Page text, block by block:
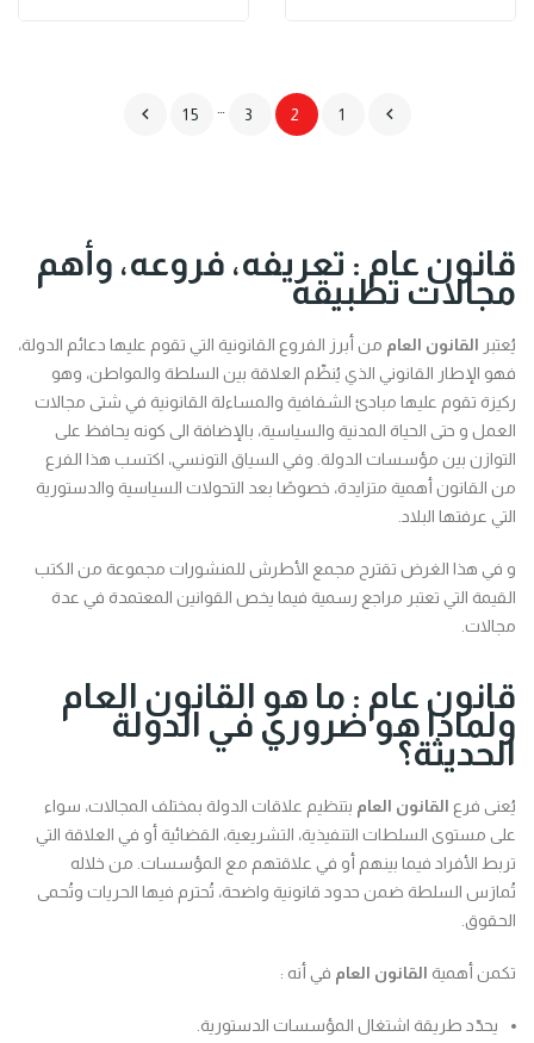

1
2
3
15

قانون عام : تعريفه، فروعه، وأهم
مجالات تطبيقه
يُعتبر القانون العام من أبرز الفروع القانونية التي تقوم عليها دعائم الدولة،
فهو الإطار القانوني الذي يُنظّم العلاقة بين السلطة والمواطن، وهو
ركيزة تقوم عليها مبادئ الشفافية والمساءلة القانونية في شتى مجالات
العمل و حتى الحياة المدنية والسياسية، بالإضافة الى كونه يحافظ على
التوازن بين مؤسسات الدولة. وفي السياق التونسي، اكتسب هذا الفرع
من القانون أهمية متزايدة، خصوصًا بعد التحولات السياسية والدستورية
التي عرفتها البلاد.
و في هذا الغرض تقترح مجمع الأطرش للمنشورات مجموعة من الكتب
القيمة التي تعتبر مراجع رسمية فيما يخص القوانين المعتمدة في عدة
مجالات.
قانون عام : ما هو القانون العام
ولماذا هو ضروري في الدولة
الحديثة؟
يُعنى فرع القانون العام بتنظيم علاقات الدولة بمختلف المجالات، سواء
على مستوى السلطات التنفيذية، التشريعية، القضائية أو في العلاقة التي
تربط الأفراد فيما بينهم أو في علاقتهم مع المؤسسات. من خلاله
تُمارَس السلطة ضمن حدود قانونية واضحة، تُحترم فيها الحريات وتُحمى
الحقوق.
تكمن أهمية القانون العام في أنه :
يحدّد طريقة اشتغال المؤسسات الدستورية.